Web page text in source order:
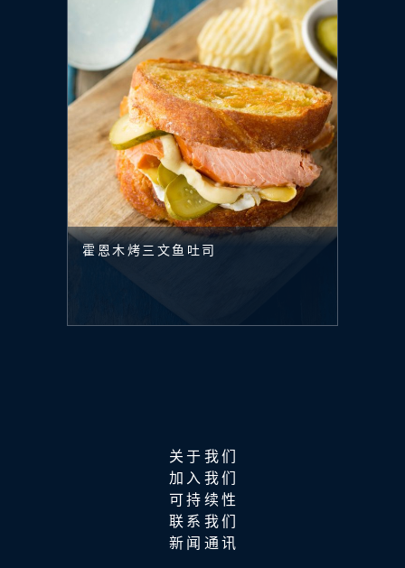
霍恩木烤三文鱼吐司
关于我们
加入我们
可持续性
联系我们
新闻通讯